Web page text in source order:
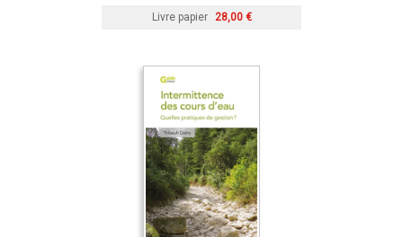
Livre papier 28,00 €